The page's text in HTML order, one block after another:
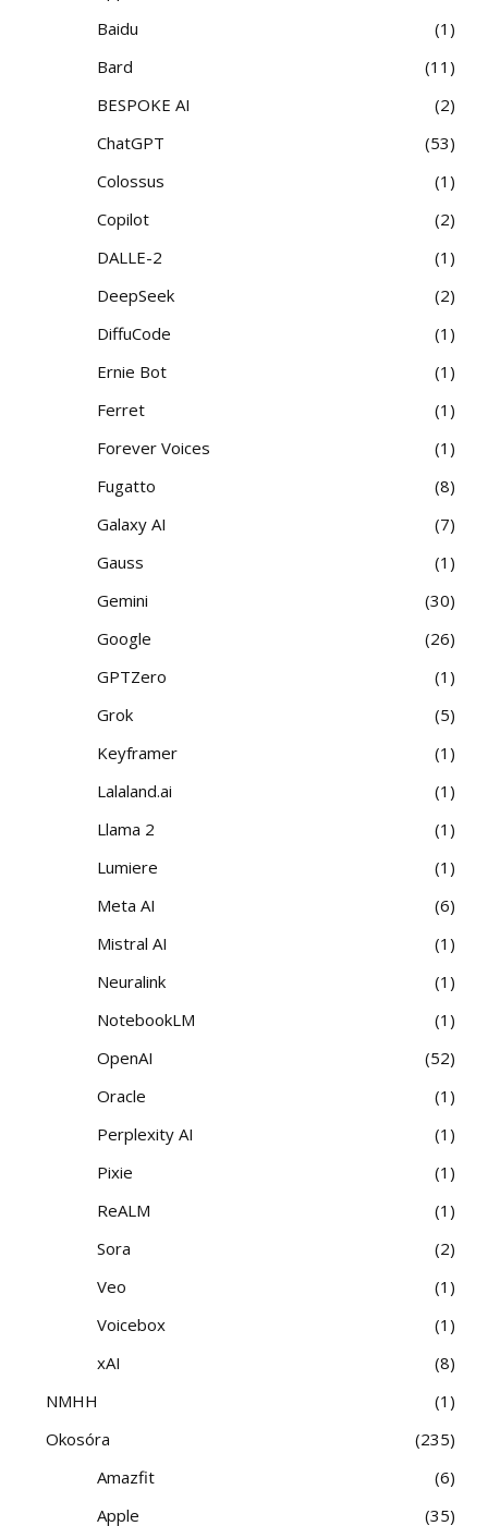
Baidu
1
Bard
11
BESPOKE AI
2
ChatGPT
53
Colossus
1
Copilot
2
DALLE-2
1
DeepSeek
2
DiffuCode
1
Ernie Bot
1
Ferret
1
Forever Voices
1
Fugatto
8
Galaxy AI
7
Gauss
1
Gemini
30
Google
26
GPTZero
1
Grok
5
Keyframer
1
Lalaland.ai
1
Llama 2
1
Lumiere
1
Meta AI
6
Mistral AI
1
Neuralink
1
NotebookLM
1
OpenAI
52
Oracle
1
Perplexity AI
1
Pixie
1
ReALM
1
Sora
2
Veo
1
Voicebox
1
xAI
8
NMHH
1
Okosóra
235
Amazfit
6
Apple
35